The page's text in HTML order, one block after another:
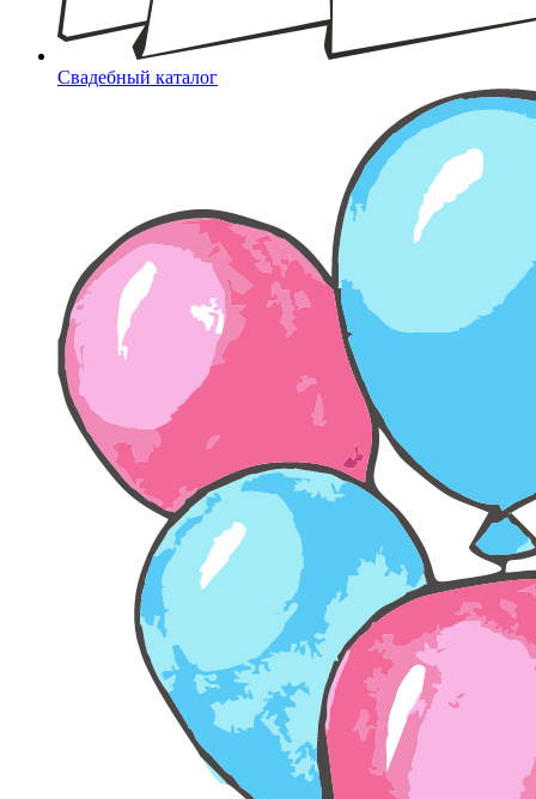
Свадебный каталог